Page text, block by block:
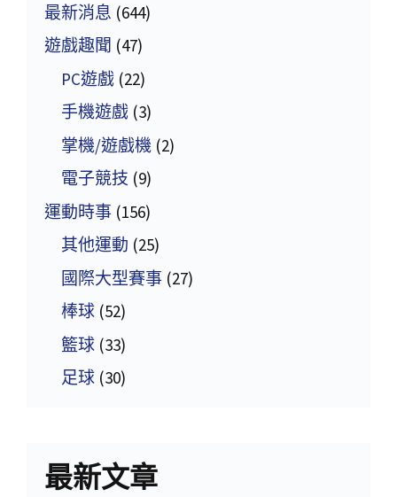
最新消息 (644)
遊戲趣聞 (47)
PC遊戲 (22)
手機遊戲 (3)
掌機/遊戲機 (2)
電子競技 (9)
運動時事 (156)
其他運動 (25)
國際大型賽事 (27)
棒球 (52)
籃球 (33)
足球 (30)
最新文章